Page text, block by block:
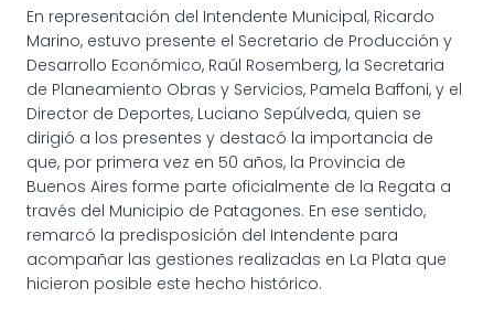
En representación del Intendente Municipal, Ricardo
Marino, estuvo presente el Secretario de Producción y
Desarrollo Económico, Raúl Rosemberg, la Secretaria
de Planeamiento Obras y Servicios, Pamela Baffoni, y el
Director de Deportes, Luciano Sepúlveda, quien se
dirigió a los presentes y destacó la importancia de
que, por primera vez en 50 años, la Provincia de
Buenos Aires forme parte oficialmente de la Regata a
través del Municipio de Patagones. En ese sentido,
remarcó la predisposición del Intendente para
acompañar las gestiones realizadas en La Plata que
hicieron posible este hecho histórico.